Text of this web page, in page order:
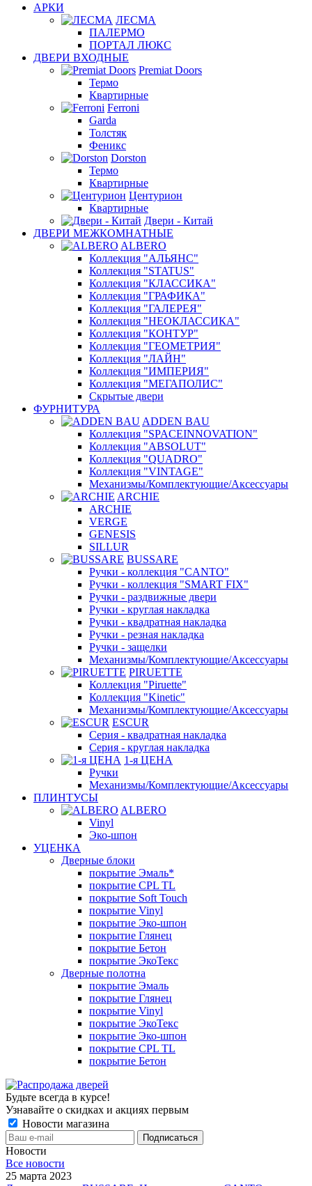
АРКИ
ЛЕСМА
ПАЛЕРМО
ПОРТАЛ ЛЮКС
ДВЕРИ ВХОДНЫЕ
Premiat Doors
Термо
Квартирные
Ferroni
Garda
Толстяк
Феникс
Dorston
Термо
Квартирные
Центурион
Квартирные
Двери - Китай
ДВЕРИ МЕЖКОМНАТНЫЕ
ALBERO
Коллекция "АЛЬЯНС"
Коллекция "STATUS"
Коллекция "КЛАССИКА"
Коллекция "ГРАФИКА"
Коллекция "ГАЛЕРЕЯ"
Коллекция "НЕОКЛАССИКА"
Коллекция "КОНТУР"
Коллекция "ГЕОМЕТРИЯ"
Коллекция "ЛАЙН"
Коллекция "ИМПЕРИЯ"
Коллекция "МЕГАПОЛИС"
Скрытые двери
ФУРНИТУРА
ADDEN BAU
Коллекция "SPACEINNOVATION"
Коллекция "ABSOLUT"
Коллекция "QUADRO"
Коллекция "VINTAGE"
Механизмы/Комплектующие/Аксессуары
ARCHIE
ARCHIE
VERGE
GENESIS
SILLUR
BUSSARE
Ручки - коллекция "CANTO"
Ручки - коллекция "SMART FIX"
Ручки - раздвижные двери
Ручки - круглая накладка
Ручки - квадратная накладка
Ручки - резная накладка
Ручки - защелки
Механизмы/Комплектующие/Аксессуары
PIRUETTE
Коллекция "Piruette"
Коллекция "Kinetic"
Механизмы/Комплектующие/Аксессуары
ESCUR
Серия - квадратная накладка
Серия - круглая накладка
1-я ЦЕНА
Ручки
Механизмы/Комплектующие/Аксессуары
ПЛИНТУСЫ
ALBERO
Vinyl
Эко-шпон
УЦЕНКА
Дверные блоки
покрытие Эмаль*
покрытие CPL TL
покрытие Soft Touch
покрытие Vinyl
покрытие Эко-шпон
покрытие Глянец
покрытие Бетон
покрытие ЭкоТекс
Дверные полотна
покрытие Эмаль
покрытие Глянец
покрытие Vinyl
покрытие ЭкоТекс
покрытие Эко-шпон
покрытие CPL TL
покрытие Бетон
Будьте всегда в курсе!
Узнавайте о скидках и акциях первым
Новости магазина
Новости
Все новости
25 марта 2023